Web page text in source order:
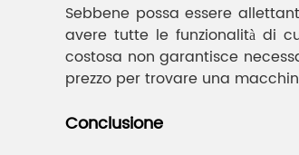
Sebbene possa essere
avere tutte le funzionalità di
costosa non garantisce
prezzo per trovare una
Conclusione